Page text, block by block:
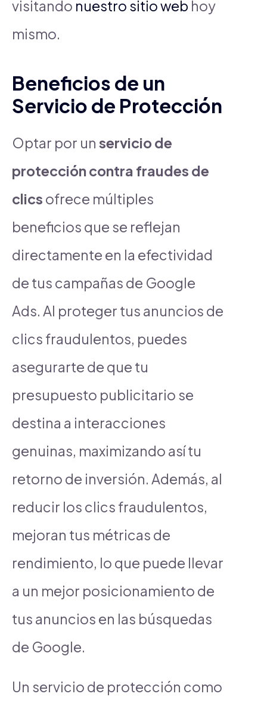
visitando nuestro sitio web hoy
mismo.
Beneficios de un
Servicio de Protección
Optar por un servicio de
protección contra fraudes de
clics ofrece múltiples
beneficios que se reflejan
directamente en la efectividad
de tus campañas de Google
Ads. Al proteger tus anuncios de
clics fraudulentos, puedes
asegurarte de que tu
presupuesto publicitario se
destina a interacciones
genuinas, maximizando así tu
retorno de inversión. Además, al
reducir los clics fraudulentos,
mejoran tus métricas de
rendimiento, lo que puede llevar
a un mejor posicionamiento de
tus anuncios en las búsquedas
de Google.
Un servicio de protección como